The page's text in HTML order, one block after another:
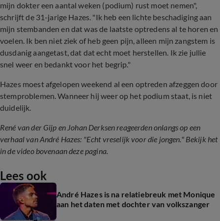
mijn dokter een aantal weken (podium) rust moet nemen",
schrijft de 31-jarige Hazes. "Ik heb een lichte beschadiging aan
mijn stembanden en dat was de laatste optredens al te horen en
voelen. Ik ben niet ziek of heb geen pijn, alleen mijn zangstem is
dusdanig aangetast, dat dat echt moet herstellen. Ik zie jullie
snel weer en bedankt voor het begrip."
Hazes moest afgelopen weekend al een optreden afzeggen door
stemproblemen. Wanneer hij weer op het podium staat, is niet
duidelijk.
René van der Gijp en Johan Derksen reageerden onlangs op een
verhaal van André Hazes: "Echt vreselijk voor die jongen." Bekijk het
in de video bovenaan deze pagina.
Lees ook
André Hazes is na relatiebreuk met Monique
aan het daten met dochter van volkszanger